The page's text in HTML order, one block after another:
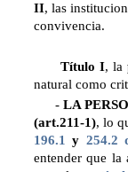
II, las
convivencia.
Título I, la
natural como
- LA
(art.211-1), lo
196.1 y 254.2
entender que la